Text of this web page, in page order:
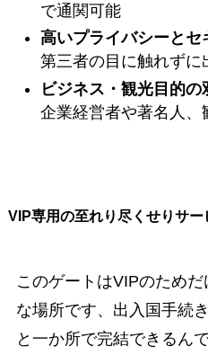
で通関可能
高いプライバシーとセ
第三者の目に触れずに
ビジネス・観光目的の
企業経営者や著名人
VIP専用の至れり尽くせりサー
このゲートはVIPのため
な場所です、出入国手続
と一か所で完結できるん